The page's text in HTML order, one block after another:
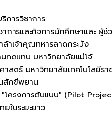
การวิชาการ
การและกิจการนักศึกษาและ
าเจ้าคุณทหารลาดกระบัง
ทดแทน มหาวิทยาลัยแม่โจ้
ตร์ มหาวิทยาลัยเทคโนโลยีรา
สักขีพยาน
"โครงการต้นแบบ" (Pilot
ในระยะยาว